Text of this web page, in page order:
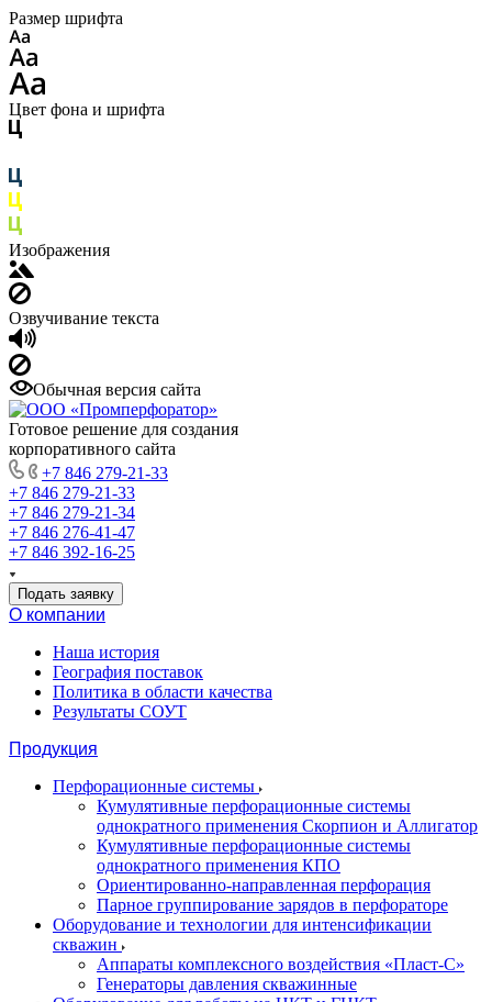
Размер шрифта
Цвет фона и шрифта
Изображения
Озвучивание текста
Обычная версия сайта
Готовое решение для создания
корпоративного сайта
+7 846 279-21-33
+7 846 279-21-33
+7 846 279-21-34
+7 846 276-41-47
+7 846 392-16-25
Подать заявку
О компании
Наша история
География поставок
Политика в области качества
Результаты СОУТ
Продукция
Перфорационные системы
Кумулятивные перфорационные системы
однократного применения Скорпион и Аллигатор
Кумулятивные перфорационные системы
однократного применения КПО
Ориентированно-направленная перфорация
Парное группирование зарядов в перфораторе
Оборудование и технологии для интенсификации
скважин
Аппараты комплексного воздействия «Пласт-С»
Генераторы давления скважинные